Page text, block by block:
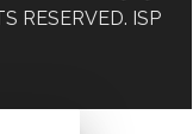
RESERVED. ISP